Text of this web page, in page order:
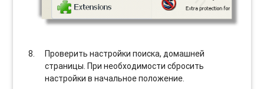
Проверить настройки поиска, домашней
страницы. При необходимости сбросить
настройки в начальное положение.